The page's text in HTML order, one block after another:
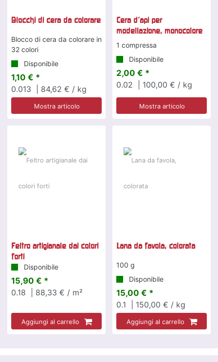
Blocchi di cera da colorare
Blocco di cera da colorare in
32 colori
Disponibile
1,10 € *
0.013
| 84,62 € / kg
Mostra articolo
Cera d'api per
modellazione, monocolore
1 compressa
Disponibile
2,00 € *
0.02
| 100,00 € / kg
Mostra articolo
Feltro artigianale dai colori
forti
Disponibile
15,90 € *
0.18
| 88,33 € / m²
Aggiungi al carrello
Lana da favola, colorata
100 g
Disponibile
15,00 € *
0.1
| 150,00 € / kg
Aggiungi al carrello